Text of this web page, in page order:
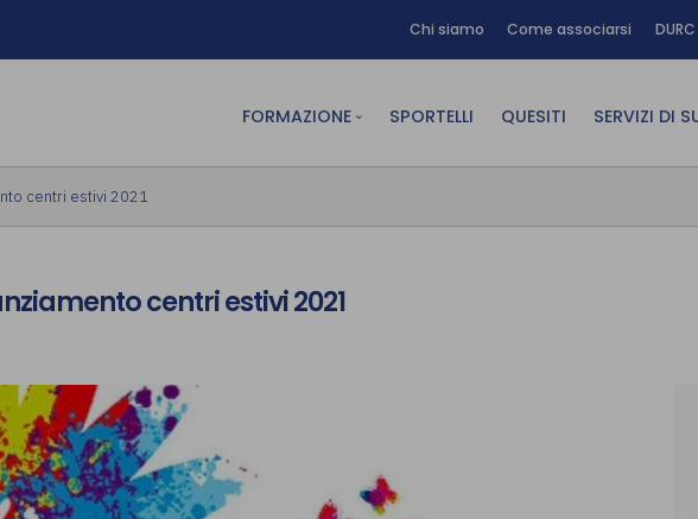
Chi siamo Come associarsi
FORMAZIONE
FAD asincrona (e-learning)
Formazione in aula
SPORTELLI QUESITI SERVIZI DI
Area
centri estivi 2021
centri estivi 2021